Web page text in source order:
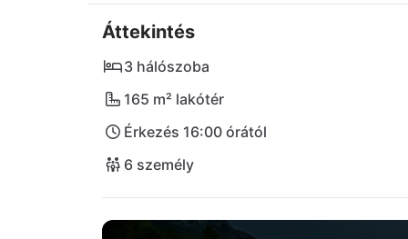
paradicsoma. A közeli Vitaceae
élmények, míg a festői Trpanj bájos utcái
a történelmi Ston és Korčula városok,
stílusos környezetben.
Áttekintés
3 hálószoba
165 m² lakótér
Érkezés 16:00 órától
6 személy